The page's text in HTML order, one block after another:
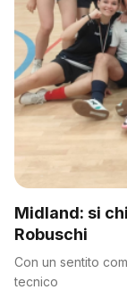
Midland: si
Robuschi
Con un sentito
tecnico